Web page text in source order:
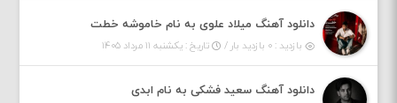
دانلود آهنگ میلاد علوی به نام خاموشه خطت
بازدید : ۰ بازدید بار / تاریخ : یکشنبه ۱۱ مرداد ۱۴۰۵
دانلود آهنگ سعید فشکی به نام ابدی